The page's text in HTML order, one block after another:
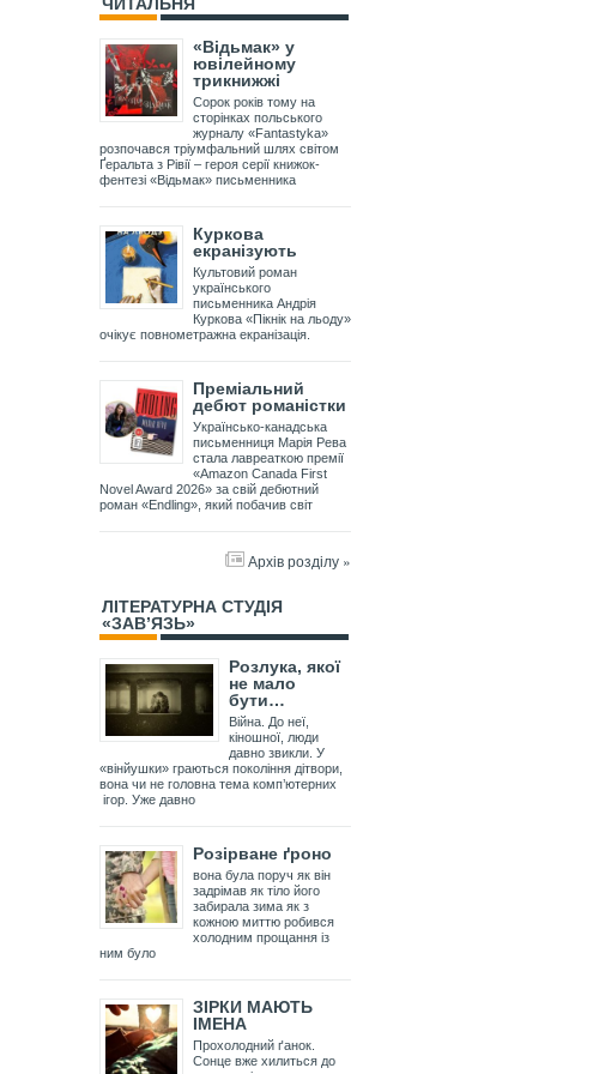
ЧИТАЛЬНЯ
«Відьмак» у
ювілейному
трикнижжі
Сорок років тому на
сторінках польського
журналу «Fantastyka»
розпочався тріумфальний шлях світом
Ґеральта з Рівії – героя серії книжок-
фентезі «Відьмак» письменника
Куркова
екранізують
Культовий роман
українського
письменника Андрія
Куркова «Пікнік на льоду»
очікує повнометражна екранізація.
Преміальний
дебют романістки
Українсько-канадська
письменниця Марія Рева
стала лавреаткою премії
«Amazon Canada First
Novel Award 2026» за свій дебютний
роман «Endling», який побачив світ
Архів розділу »
ЛІТЕРАТУРНА СТУДІЯ
«ЗАВ’ЯЗЬ»
Розлука, якої
не мало
бути…
Війна. До неї,
кіношної, люди
давно звикли. У
«вінйушки» граються покоління дітвори,
вона чи не головна тема комп’ютерних
ігор. Уже давно
Розірване ґроно
вона була поруч як він
задрімав як тіло його
забирала зима як з
кожною миттю робився
холодним прощання із
ним було
ЗІРКИ МАЮТЬ
ІМЕНА
Прохолодний ґанок.
Сонце вже хилиться до